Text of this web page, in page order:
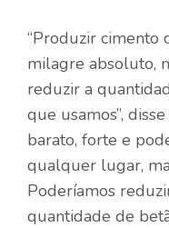
“Produzir cimento
milagre absoluto,
reduzir a
que usamos”,
barato, forte e
qualquer lugar,
Poderíamos
quantidade de